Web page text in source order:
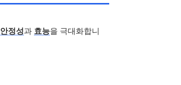
안정성과 효능을 극대화합니